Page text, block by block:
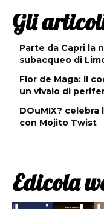
Gli
Parte da Capri la
subacqueo di
Flor de Maga: il
un vivaio di
DOuMIX? celebra
con Mojito Twist
Edicola